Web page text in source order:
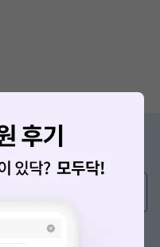
이 있나요?
드려요!
게시글 보러가기